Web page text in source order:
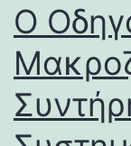
Ο